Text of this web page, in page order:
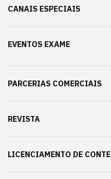
CANAIS ESPECIAIS
EVENTOS EXAME
PARCERIAS COMERCIAIS
REVISTA
LICENCIAMENTO DE